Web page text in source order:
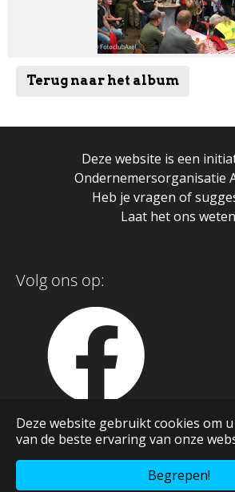
Deze website gebruikt cookies om
van de beste ervaring van onze
Begrepen!
Terug naar het album
Deze website is een
Ondernemersorganisatie
Heb je vragen of
Laat het ons
Volg ons op: